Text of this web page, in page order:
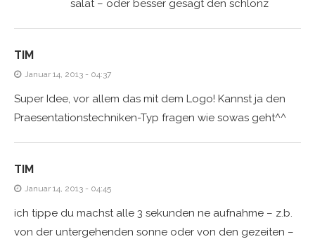
salat – oder besser gesagt den schlonz
TIM
Januar 14, 2013 - 04:37
Super Idee, vor allem das mit dem Logo! Kannst ja den
Praesentationstechniken-Typ fragen wie sowas geht^^
TIM
Januar 14, 2013 - 04:45
ich tippe du machst alle 3 sekunden ne aufnahme – z.b.
von der untergehenden sonne oder von den gezeiten –